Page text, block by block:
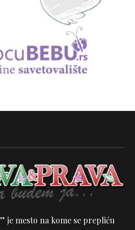
je mesto na kome se prepliću